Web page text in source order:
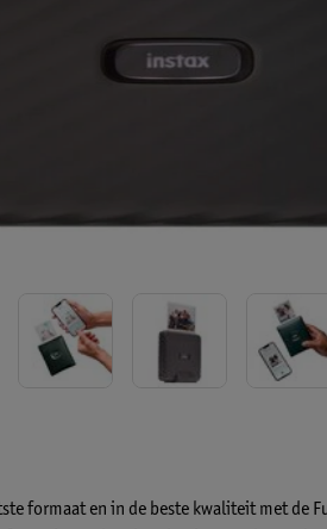
formaat en in de beste kwaliteit met de